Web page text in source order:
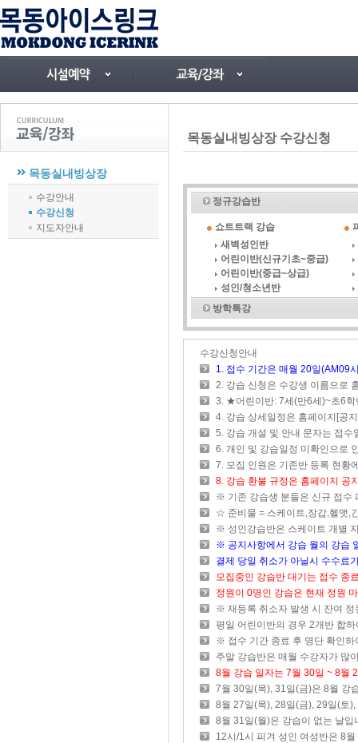
목동실내빙상장
수강안내
수강신청
지도자안내
목동실내빙상장 수강신청
정규강습반
쇼트트랙 강습
새벽성인반
어린이반(신규기초~중급)
어린이반(중급~상급)
성인/청소년반
방학특강
수강신청안내
1. 접수 기간은 매월 20일(AM09
2. 강습 신청은 수강생 이름으로
3. ★어린이반: 7세(만6세)~초6
4. 강습 상세일정은 홈페이지[공
5. 강습 개설 및 안내 문자는 접
6. 개인 및 강습일정 미확인으로
7. 모집 인원은 기존반 등록 현황
8. 강습 환불 규정은 홈페이지 공
※ 기존 강습생 분들은 신규 접수
☆ 준비물 = 스케이트,장갑,헬맷,
※ 성인강습반은 스케이트 개별
※ 공지사항에서 강습 월의 강습
결제 당일 취소가 아닐시 수수료
모집중인 강습반 대기는 접수 종
정원이 0명인 강습은 현재 정원
※ 재등록 취소자 발생 시 잔여 정
평일 어린이반의 경우 2개반 합
※ 접수 기간 종료 후 명단 확인하
주말 강습반은 매월 수강자가 많
8월 강습 일자는 7월 30일 ~ 8월
7월 30일(목), 31일(금)은 8월 강
8월 27일(목), 28일(금), 29일(토
8월 31일(월)은 강습이 없는 날입
12시/1시 피겨 성인 여성반은 8